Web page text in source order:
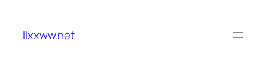
content
llxxww.net